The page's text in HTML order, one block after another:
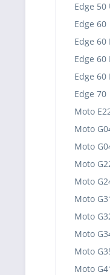
Edge 50
Edge 60
Edge 60
Edge 60
Edge 60
Edge 70
Moto
Moto
Moto
Moto
Moto
Moto
Moto
Moto
Moto
Moto